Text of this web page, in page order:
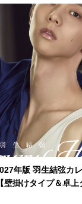
年版 羽生結弦カ
掛けタイプ＆卓上